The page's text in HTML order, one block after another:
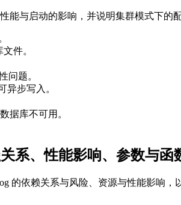
能与启动的影响，并说明集群模式下的
件。
问题。
异步写入。
据库不可用。
系、性能影响、参数与函
的依赖关系与风险、资源与性能影响，